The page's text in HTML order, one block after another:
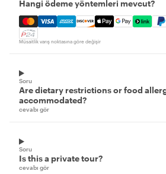
Hangi ödeme yöntemleri mevcut?
Mastercard, Visa, Amex,
Müsaitlik varış noktasına göre değişir
Soru
Are dietary restrictions or food
accommodated?
cevabı gör
Soru
Is this a private tour?
cevabı gör